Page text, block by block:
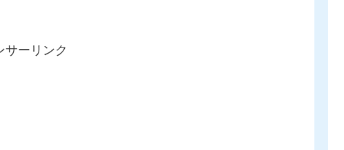
サーリンク